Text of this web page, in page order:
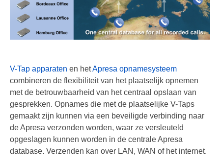
Call Recorder Oygo
(softphones/headsets)
V-Tap VoIP
V-Mic Audio Recorder
Call Recorder Pico
Call Recorder ISDN PRI
V-Archive (archiverings software)
V-Tap apparaten en hetApresa opnamesysteem
combineren de flexibiliteit van het plaatselijk opnemen
met de betrouwbaarheid van het centraal opslaan van
gesprekken. Opnames die met de plaatselijke V-Taps
gemaakt zijn kunnen via een beveiligde verbinding naar
de Apresa verzonden worden, waar ze versleuteld
opgeslagen kunnen worden in de centrale Apresa
database. Verzenden kan over LAN, WAN of het internet.